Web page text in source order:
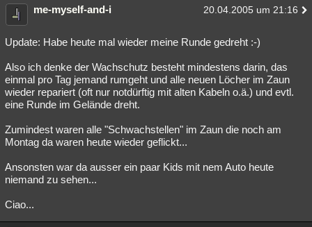
me-myself-and-i 20.04.2005 um 21:16
Update: Habe heute mal wieder meine Runde gedreht :-)
Also ich denke der Wachschutz besteht mindestens darin, das
einmal pro Tag jemand rumgeht und alle neuen Löcher im Zaun
wieder repariert (oft nur notdürftig mit alten Kabeln o.ä.) und evtl.
eine Runde im Gelände dreht.
Zumindest waren alle "Schwachstellen" im Zaun die noch am
Montag da waren heute wieder geflickt...
Ansonsten war da ausser ein paar Kids mit nem Auto heute
niemand zu sehen...
Ciao...